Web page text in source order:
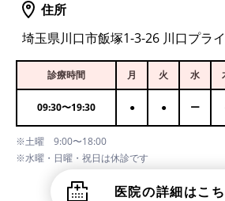
住所
埼玉県川口市飯塚1-3-26 川口プラ
診療時間 月 火 水
09:30〜19:30 ● ● ー
※土曜 9:00〜18:00
※水曜・日曜・祝日は休診です
医院の詳細はこ